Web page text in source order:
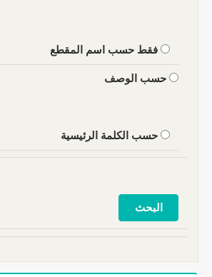
فقط حسب اسم المقطع
حسب الوصف
حسب الكلمة الرئيسية